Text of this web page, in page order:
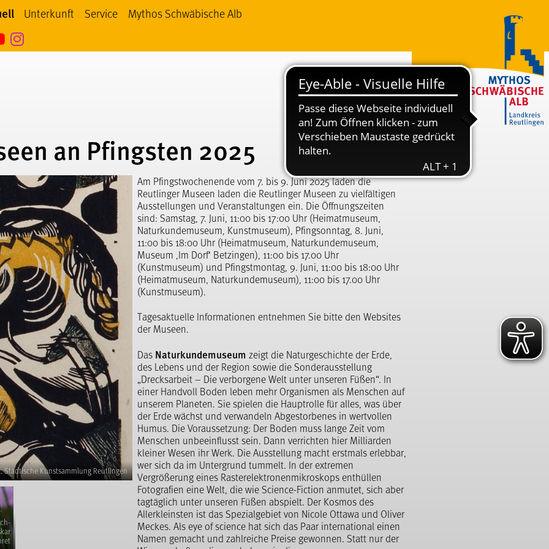
Unterkunft Service Mythos Schwäbische Alb
Schwäbische Alb bei facebook
Mythos Schwäbische Alb bei YouTube
Mythos Schwäbische Alb bei Instagram
an Pfingsten 2025
Badhamia utricularis, @ eye of science
Städtische Kunstsammlung Reutlingen
30, Heimatmuseum Reutlingen
Blüte, Fotograf Oskar Ehret
Am Pfingstwochenende vom 7. bis 9. Juni 2025 laden die
Reutlinger Museen laden die Reutlinger Museen zu vielfältigen
Ausstellungen und Veranstaltungen ein. Die Öffnungszeiten
sind: Samstag, 7. Juni, 11:00 bis 17:00 Uhr (Heimatmuseum,
Naturkundemuseum, Kunstmuseum), Pfingsonntag, 8. Juni,
11:00 bis 18:00 Uhr (Heimatmuseum, Naturkundemuseum,
Museum ‚Im Dorf‘ Betzingen), 11:00 bis 17.00 Uhr
(Kunstmuseum) und Pfingstmontag, 9. Juni, 11:00 bis 18:00 Uhr
(Heimatmuseum, Naturkundemuseum), 11:00 bis 17.00 Uhr
(Kunstmuseum).
Tagesaktuelle Informationen entnehmen Sie bitte den Websites
der Museen.
Das Naturkundemuseum zeigt die Naturgeschichte der Erde,
des Lebens und der Region sowie die Sonderausstellung
„Drecksarbeit – Die verborgene Welt unter unseren Füßen“. In
einer Handvoll Boden leben mehr Organismen als Menschen auf
unserem Planeten. Sie spielen die Hauptrolle für alles, was über
der Erde wächst und verwandeln Abgestorbenes in wertvollen
Humus. Die Voraussetzung: Der Boden muss lange Zeit vom
Menschen unbeeinflusst sein. Dann verrichten hier Milliarden
kleiner Wesen ihr Werk. Die Ausstellung macht erstmals erlebbar,
wer sich da im Untergrund tummelt. In der extremen
Vergrößerung eines Rasterelektronenmikroskops enthüllen
Fotografien eine Welt, die wie Science-Fiction anmutet, sich aber
tagtäglich unter unseren Füßen abspielt. Der Kosmos des
Allerkleinsten ist das Spezialgebiet von Nicole Ottawa und Oliver
Meckes. Als eye of science hat sich das Paar international einen
Namen gemacht und zahlreiche Preise gewonnen. Statt nur der